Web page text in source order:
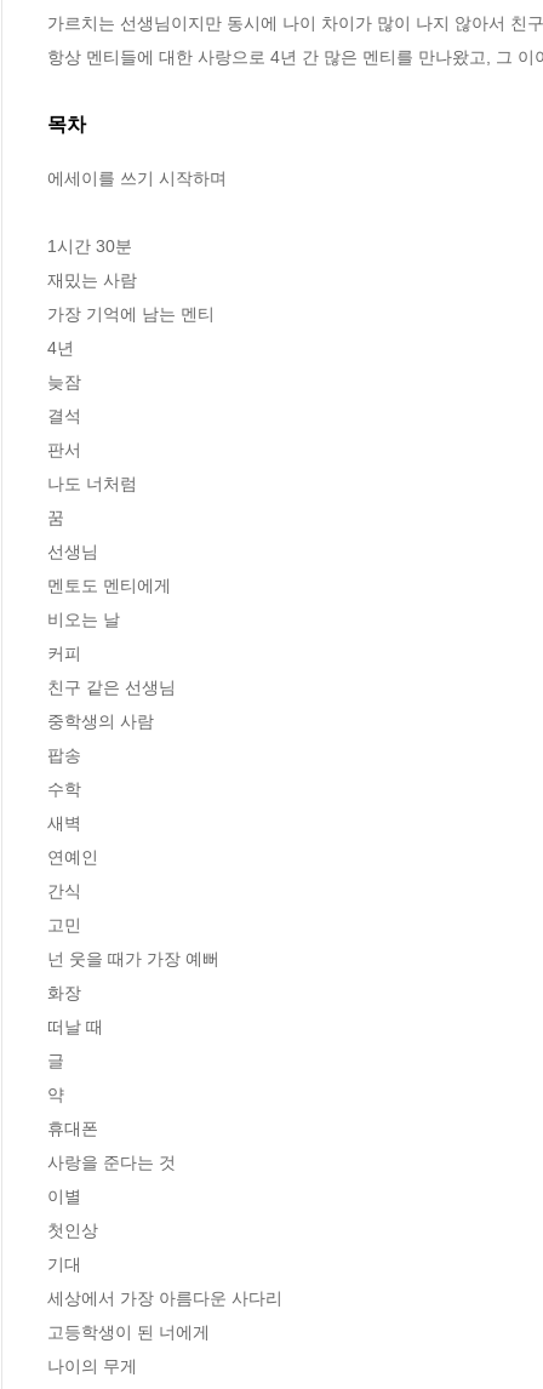
가르치는 선생님이지만 동시에 나이 차이가 많이 나지 않아서 친
항상 멘티들에 대한 사랑으로 4년 간 많은 멘티를 만나왔고, 그
목차
에세이를 쓰기 시작하며
1시간 30분
재밌는 사람
가장 기억에 남는 멘티
4년
늦잠
결석
판서
나도 너처럼
꿈
선생님
멘토도 멘티에게
비오는 날
커피
친구 같은 선생님
중학생의 사람
팝송
수학
새벽
연예인
간식
고민
넌 웃을 때가 가장 예뻐
화장
떠날 때
글
약
휴대폰
사랑을 준다는 것
이별
첫인상
기대
세상에서 가장 아름다운 사다리
고등학생이 된 너에게
나이의 무게